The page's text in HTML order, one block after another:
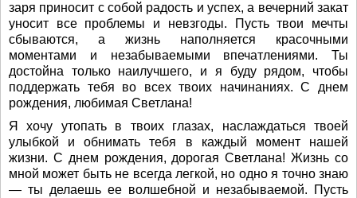
заря приносит с собой радость и успех, а вечерний закат
уносит все проблемы и невзгоды. Пусть твои мечты
сбываются, а жизнь наполняется красочными
моментами и незабываемыми впечатлениями. Ты
достойна только наилучшего, и я буду рядом, чтобы
поддержать тебя во всех твоих начинаниях. С днем
рождения, любимая Светлана!
Я хочу утопать в твоих глазах, наслаждаться твоей
улыбкой и обнимать тебя в каждый момент нашей
жизни. С днем рождения, дорогая Светлана! Жизнь со
мной может быть не всегда легкой, но одно я точно знаю
— ты делаешь ее волшебной и незабываемой. Пусть